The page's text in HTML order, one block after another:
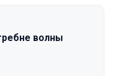
волны